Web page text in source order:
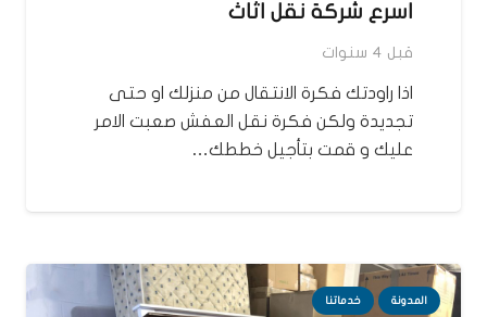
اسرع شركة نقل اثاث
قبل 4 سنوات
اذا راودتك فكرة الانتقال من منزلك او حتى
تجديدة ولكن فكرة نقل العفش صعبت الامر
عليك و قمت بتأجيل خططك…
المدونة خدماتنا